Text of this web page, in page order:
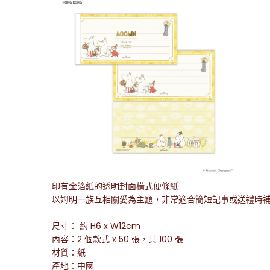
印有金箔紙的透明封面橫式便條紙
以姆明一族互相關愛為主題，非常適合簡短記事或送禮時
尺寸： 約 H6 x W12cm
內容：2 個款式 x 50 張，共 100 張
材質：紙
產地：中國